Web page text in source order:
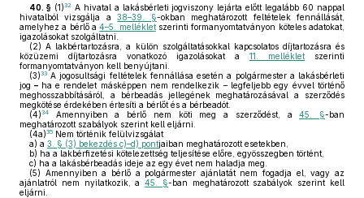
40. § (1)32 A hivatal a lakásbérleti jogviszony lejárta előtt legalább 60 nappal
hivatalból vizsgálja a38–39. §-okban meghatározott feltételek fennállását,
amelyhez a bérlő a4–5. mellékletszerinti formanyomtatványon köteles adatokat,
igazolásokat szolgáltatni.
(2) A lakbértartozásra, a külön szolgáltatásokkal kapcsolatos díjtartozásra és
közüzemi díjtartozásra vonatkozó igazolásokat a 11. melléklet szerinti
formanyomtatványon kell benyújtani.
(3)33 A jogosultsági feltételek fennállása esetén a polgármester a lakásbérleti
jog– ha e rendelet másképpen nem rendelkezik – legfeljebb egy évvel történő
meghosszabbításáról, a bérbeadás jellegének meghatározásával a szerződés
megkötése érdekében értesíti a bérlőt és a bérbeadót.
(4)34 Amennyiben a bérlő nem köti meg a szerződést, a45. §-ban
meghatározott szabályok szerint kell eljárni.
(4a)35 Nem történik felülvizsgálat
a) a 3. § (3) bekezdés c)–d) pontjaiban meghatározott esetekben,
b) ha a lakbérfizetési kötelezettség teljesítése előre, egyösszegben történt,
c) ha a lakásbérbeadás ideje az egy évet nem haladja meg.
(5) Amennyiben a bérlő a polgármester ajánlatát nem fogadja el, vagy az
ajánlatról nem nyilatkozik, a45. §-ban meghatározott szabályok szerint kell
eljárni.